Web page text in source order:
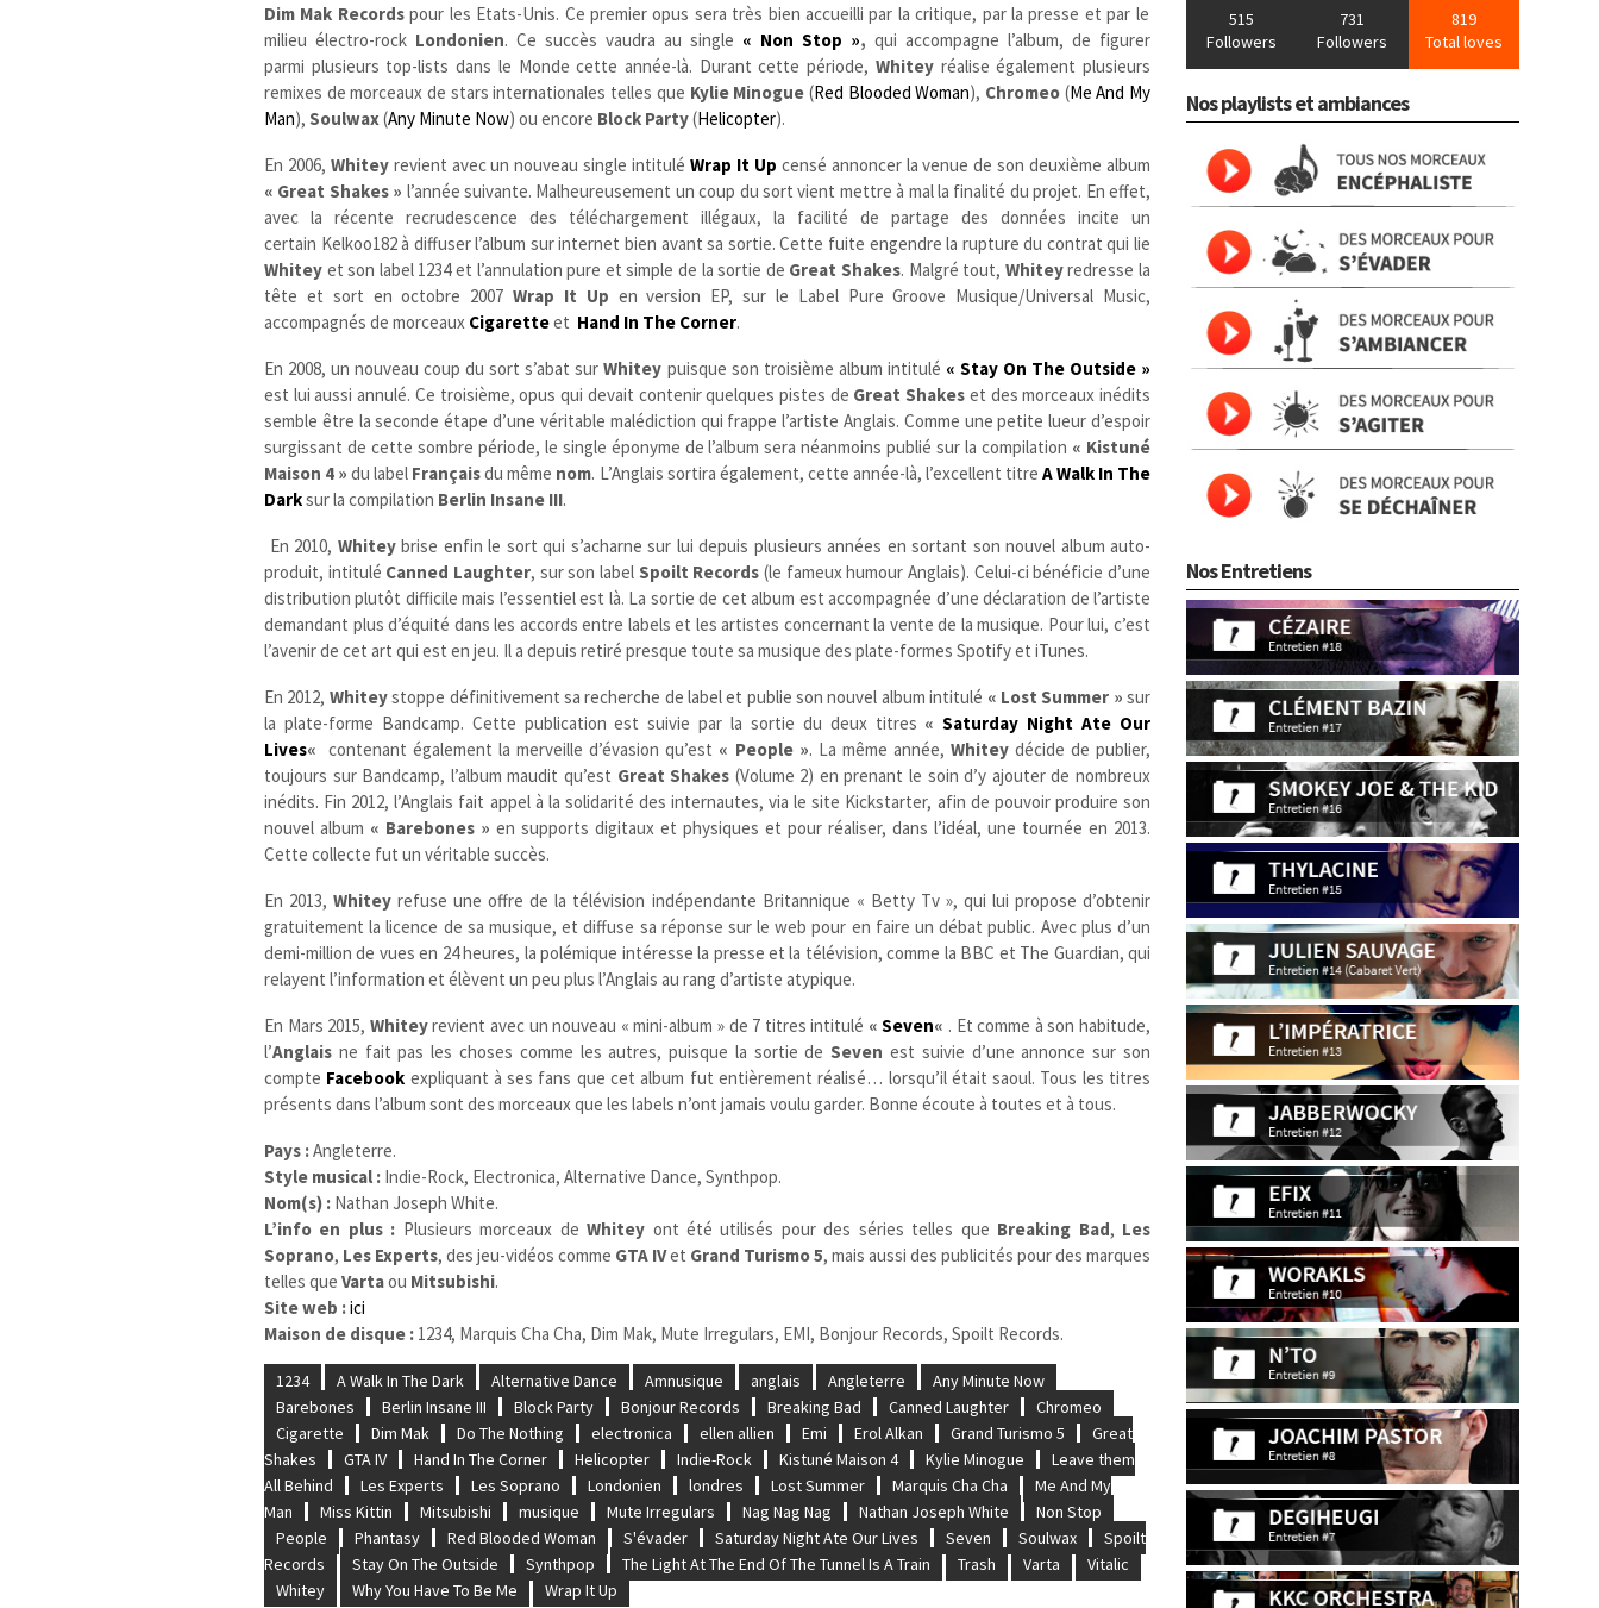
Dim Mak Recordspour les Etats-Unis. Ce premier opus sera très bien accueilli par la critique, par la presse et par le
milieu électro-rock Londonien. Ce succès vaudra au single « Non Stop », qui accompagne l’album, de figurer
parmi plusieurs top-lists dans le Monde cette année-là. Durant cette période, Whiteyréalise également plusieurs
remixes de morceaux de stars internationales telles que Kylie Minogue (Red Blooded Woman), Chromeo(Me And My
Man),Soulwax (Any Minute Now) ou encore Block Party(Helicopter).
En 2006, Whiteyrevient avec un nouveau single intituléWrap It Up censé annoncer la venue de son deuxième album
« Great Shakes » l’année suivante. Malheureusement un coup du sort vient mettre à mal la finalité du projet. En effet,
avec la récente recrudescence des téléchargement illégaux, la facilité de partage des données incite un
certain Kelkoo182 à diffuser l’album sur internet bien avant sa sortie. Cette fuite engendre la rupture du contrat qui lie
Whitey et son label 1234 et l’annulation pure et simple de la sortie de Great Shakes. Malgré tout, Whiteyredresse la
tête et sort en octobre 2007Wrap It Up en version EP, sur le Label Pure Groove Musique/Universal Music,
accompagnés de morceaux Cigaretteet Hand In The Corner.
En 2008, un nouveau coup du sort s’abat surWhitey puisque son troisième album intitulé « Stay On The Outside »
est lui aussi annulé. Ce troisième, opus qui devait contenir quelques pistes de Great Shakes et des morceaux inédits
semble être la seconde étape d’une véritable malédiction qui frappe l’artiste Anglais. Comme une petite lueur d’espoir
surgissant de cette sombre période, le single éponyme de l’album sera néanmoins publié sur la compilation « Kistuné
Maison 4 » du label Françaisdu même nom. L’Anglais sortira également, cette année-là, l’excellent titre A Walk In The
Darksur la compilation Berlin Insane III.
En 2010, Whiteybrise enfin le sort qui s’acharne sur lui depuis plusieurs années en sortant son nouvel album auto-
produit, intitulé Canned Laughter, sur son label Spoilt Records (le fameux humour Anglais). Celui-ci bénéficie d’une
distribution plutôt difficile mais l’essentiel est là. La sortie de cet album est accompagnée d’une déclaration de l’artiste
demandant plus d’équité dans les accords entre labels et les artistes concernant la vente de la musique. Pour lui, c’est
l’avenir de cet art qui est en jeu. Il a depuis retiré presque toute sa musique des plate-formes Spotify et iTunes.
En 2012, Whiteystoppe définitivement sa recherche de label et publie son nouvel album intitulé « Lost Summer » sur
la plate-forme Bandcamp. Cette publication est suivie par la sortie du deux titres «Saturday Night Ate Our
Lives« contenant également la merveille d’évasion qu’est « People ». La même année, Whiteydécide de publier,
toujours sur Bandcamp, l’album maudit qu’est Great Shakes (Volume 2) en prenant le soin d’y ajouter de nombreux
inédits. Fin 2012, l’Anglais fait appel à la solidarité des internautes, via le site Kickstarter, afin de pouvoir produire son
nouvel album « Barebones » en supports digitaux et physiques et pour réaliser, dans l’idéal, une tournée en 2013.
Cette collecte fut un véritable succès.
En 2013,Whitey refuse une offre de la télévision indépendante Britannique « Betty Tv », qui lui propose d’obtenir
gratuitement la licence de sa musique, et diffuse sa réponse sur le web pour en faire un débat public. Avec plus d’un
demi-million de vues en 24 heures, la polémique intéresse la presse et la télévision, comme la BBC et The Guardian, qui
relayent l’information et élèvent un peu plus l’Anglais au rang d’artiste atypique.
En Mars 2015, Whiteyrevient avec un nouveau « mini-album » de 7 titres intitulé «Seven« . Et comme à son habitude,
l’Anglais ne fait pas les choses comme les autres, puisque la sortie deSeven est suivie d’une annonce sur son
compte Facebook expliquant à ses fans que cet album fut entièrement réalisé… lorsqu’il était saoul. Tous les titres
présents dans l’album sont des morceaux que les labels n’ont jamais voulu garder. Bonne écoute à toutes et à tous.
Pays :Angleterre.
Style musical : Indie-Rock, Electronica, Alternative Dance, Synthpop.
Nom(s) : Nathan Joseph White.
L’info en plus : Plusieurs morceaux deWhitey ont été utilisés pour des séries telles que Breaking Bad, Les
Soprano, Les Experts, des jeu-vidéos comme GTA IVet Grand Turismo 5, mais aussi des publicités pour des marques
telles queVartaou Mitsubishi.
Site web :ici
Maison de disque : 1234, Marquis Cha Cha, Dim Mak, Mute Irregulars, EMI, Bonjour Records, Spoilt Records.
1234 A Walk In The Dark Alternative Dance Amnusique anglais Angleterre
Any Minute Now
Barebones
Berlin Insane III Block Party Bonjour Records Breaking Bad Canned Laughter
Chromeo
Cigarette
Dim Mak Do The Nothing electronica ellen allien Emi Erol Alkan Grand Turismo 5
Great
Shakes
GTA IV Hand In The Corner Helicopter Indie-Rock Kistuné Maison 4 Kylie Minogue
Leave them
All Behind
Les Experts Les Soprano Londonien londres Lost Summer Marquis Cha Cha
Me And My
Man
Miss Kittin Mitsubishi musique Mute Irregulars Nag Nag Nag Nathan Joseph White
Non Stop
People
Phantasy Red Blooded Woman S'évader Saturday Night Ate Our Lives Seven Soulwax
Spoilt
Records
Stay On The Outside Synthpop The Light At The End Of The Tunnel Is A Train Trash Varta
Vitalic
Whitey
Why You Have To Be Me Wrap It Up
515
Followers
731
Followers
819
Total loves
Nos playlists et ambiances
Nos Entretiens